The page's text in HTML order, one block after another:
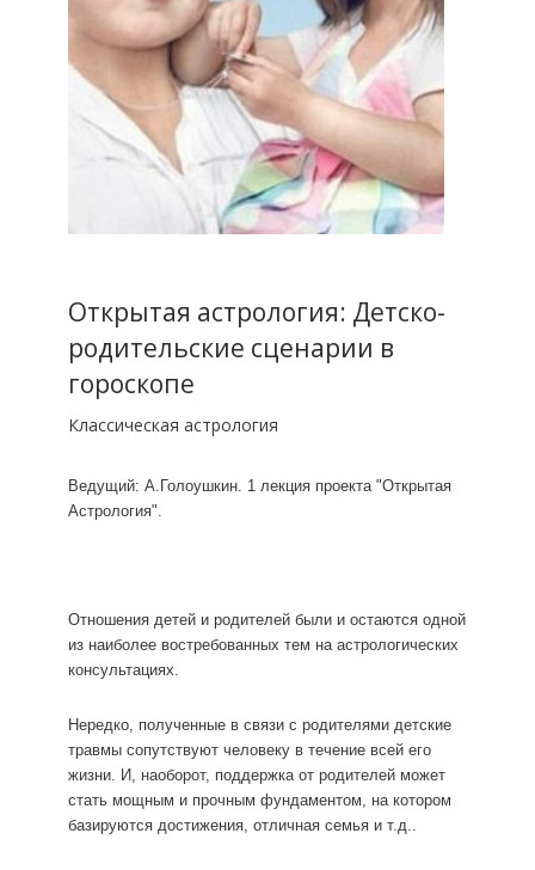
Открытая астрология: Детско-
родительские сценарии в
гороскопе
Классическая астрология
Ведущий: А.Голоушкин. 1 лекция проекта "Открытая
Астрология".
Отношения детей и родителей были и остаются одной
из наиболее востребованных тем на астрологических
консультациях.
Нередко, полученные в связи с родителями детские
травмы сопутствуют человеку в течение всей его
жизни. И, наоборот, поддержка от родителей может
стать мощным и прочным фундаментом, на котором
базируются достижения, отличная семья и т.д..